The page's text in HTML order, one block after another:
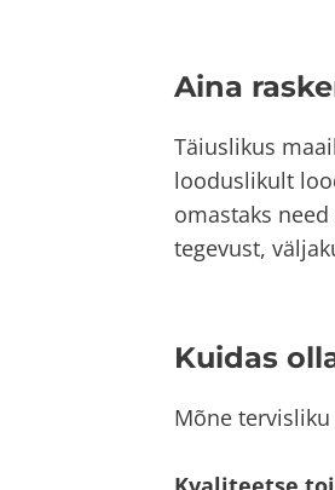
Aina
Täiuslikus
looduslikult
omastaks
tegevust,
Kuidas
Mõne